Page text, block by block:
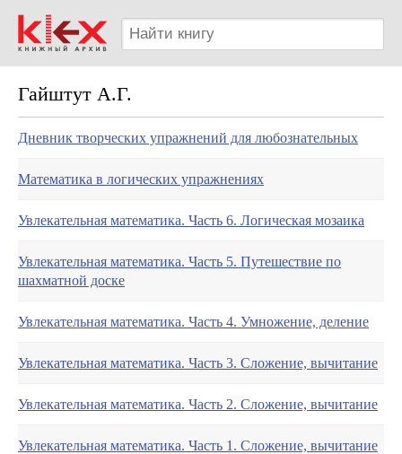
Гайштут А.Г.
Дневник творческих упражнений для любознательных
Математика в логических упражнениях
Увлекательная математика. Часть 6. Логическая мозаика
Увлекательная математика. Часть 5. Путешествие по
шахматной доске
Увлекательная математика. Часть 4. Умножение, деление
Увлекательная математика. Часть 3. Сложение, вычитание
Увлекательная математика. Часть 2. Сложение, вычитание
Увлекательная математика. Часть 1. Сложение, вычитание